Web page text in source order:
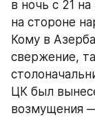
в ночь с 21
на стороне
Кому в
свержение,
ЦК был
возмущения